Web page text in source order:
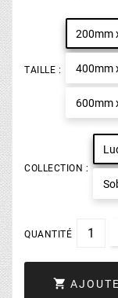
TAILLE :
200mm
400mm
600mm
COLLECTION :
QUANTITÉ
